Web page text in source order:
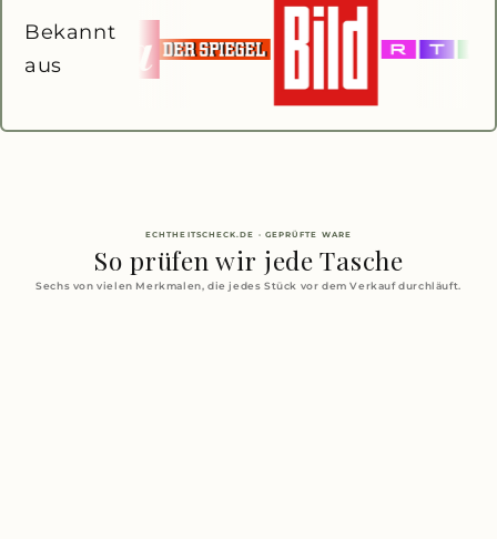
Bekannt
aus
ECHTHEITSCHECK.DE · GEPRÜFTE WARE
So prüfen wir jede Tasche
Sechs von vielen Merkmalen, die jedes Stück vor dem Verkauf durchläuft.